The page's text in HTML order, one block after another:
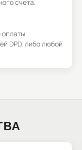
счета.
оплаты.
DPD, либо любой